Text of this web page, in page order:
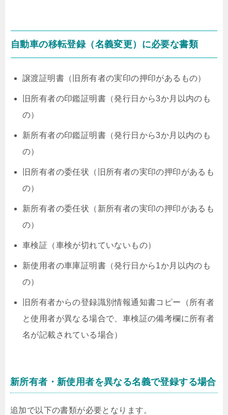
自動車の移転登録（名義変更）に必要な書類
譲渡証明書（旧所有者の実印の押印があるもの）
旧所有者の印鑑証明書（発行日から3か月以内のも
の）
新所有者の印鑑証明書（発行日から3か月以内のも
の）
旧所有者の委任状（旧所有者の実印の押印があるも
の）
新所有者の委任状（新所有者の実印の押印があるも
の）
車検証（車検が切れていないもの）
新使用者の車庫証明書（発行日から1か月以内のも
の）
旧所有者からの登録識別情報通知書コピー（所有者
と使用者が異なる場合で、車検証の備考欄に所有者
名が記載されている場合）
新所有者・新使用者を異なる名義で登録する場合
追加で以下の書類が必要となります。